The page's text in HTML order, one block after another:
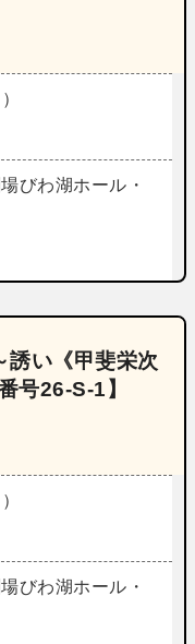
びわ湖ホール・
い《甲斐栄次
26‐S‐1】
びわ湖ホール・